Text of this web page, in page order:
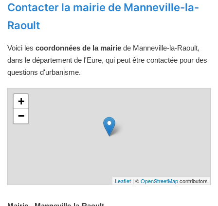
Contacter la mairie de Manneville-la-
Raoult
Voici les coordonnées de la mairie de Manneville-la-Raoult,
dans le département de l'Eure, qui peut être contactée pour des
questions d'urbanisme.
+
−
Leaflet | ©OpenStreetMapcontributors